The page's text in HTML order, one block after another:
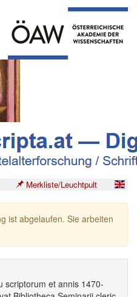
Merkliste/Leuchtpult
ist abgelaufen. Sie arbeiten
scriptorum et annis 1470-